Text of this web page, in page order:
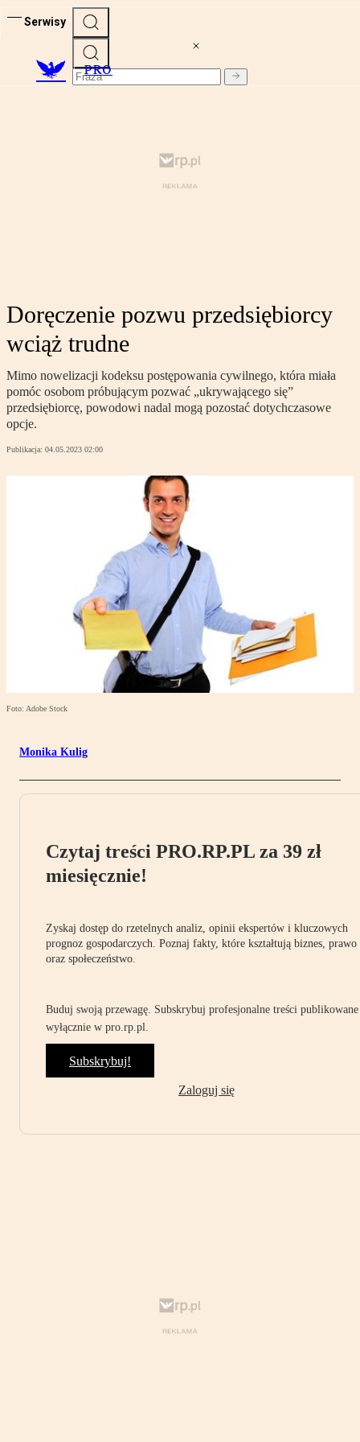
Serwisy
PRO
Doręczenie pozwu przedsiębiorcy
wciąż trudne
Mimo nowelizacji kodeksu postępowania cywilnego, która miała
pomóc osobom próbującym pozwać „ukrywającego się”
przedsiębiorcę, powodowi nadal mogą pozostać dotychczasowe
opcje.
Publikacja: 04.05.2023 02:00
Foto: Adobe Stock
Monika Kulig
Czytaj treści PRO.RP.PL za 39 zł
miesięcznie!
Zyskaj dostęp do rzetelnych analiz, opinii ekspertów i kluczowych
prognoz gospodarczych. Poznaj fakty, które kształtują biznes, prawo
oraz społeczeństwo.
Buduj swoją przewagę. Subskrybuj profesjonalne treści publikowane
wyłącznie w pro.rp.pl.
Subskrybuj!
Zaloguj się